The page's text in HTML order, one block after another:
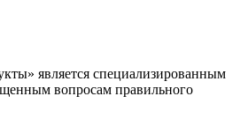
является специализированным
вопросам правильного